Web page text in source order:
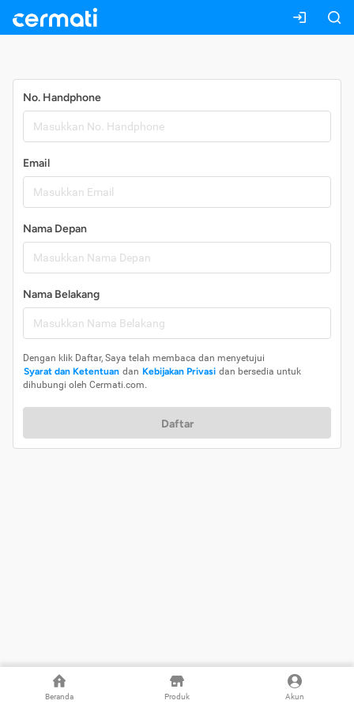
Beranda Produk Akun
No. Handphone
Email
Nama Depan
Nama Belakang
Dengan klik Daftar, Saya telah membaca dan menyetujui
Syarat dan Ketentuan dan Kebijakan Privasi dan bersedia untuk
dihubungi oleh Cermati.com.
Daftar